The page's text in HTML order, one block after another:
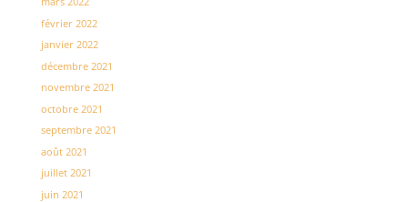
février 2022
janvier 2022
décembre 2021
novembre 2021
octobre 2021
septembre 2021
août 2021
juillet 2021
juin 2021